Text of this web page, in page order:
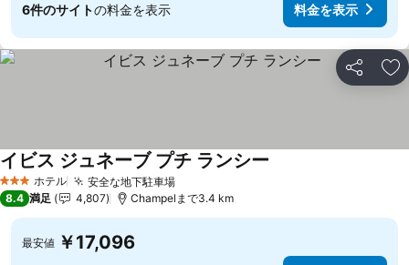
6件のサイトの料金を表示 料金を表示
シェア お
3 ホテルのランク
ホテル 安全な地下駐車場
イビス ジュネーブ プチ ランシー
8.4 満足 4,807 Champelまで3.4 km
最安値 ￥17,096